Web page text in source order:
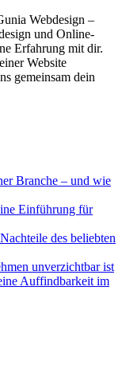
Webdesign –
und Online-
Erfahrung mit dir.
Website
gemeinsam dein
Branche – und wie
Einführung für
des beliebten
unverzichtbar ist
Auffindbarkeit im